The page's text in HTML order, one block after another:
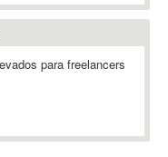
para freelancers